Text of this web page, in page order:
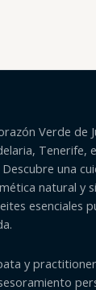
Verde de
Tenerife,
una
natural y
esenciales
y